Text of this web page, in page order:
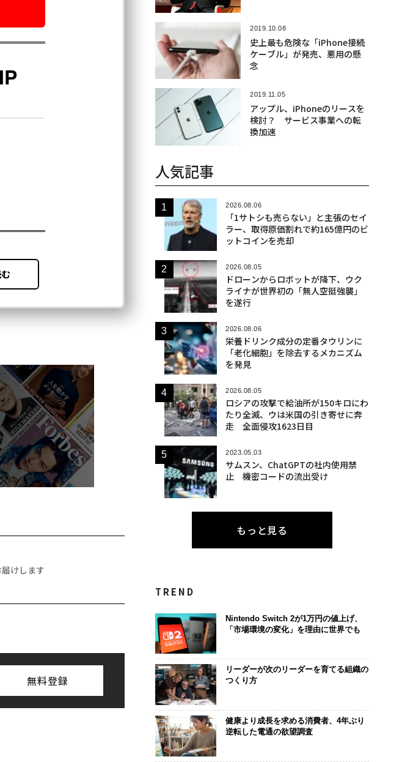
けします
無料登録
2019.10.08
史上最も危険な「iPhone接続
ケーブル」が発売、悪用の懸
念
2019.11.05
アップル、iPhoneのリースを
検討？ サービス事業への転
換加速
人気記事
2026.08.06
「1サトシも売らない」と主張のセイ
ラー、取得原価割れで約165億円のビ
ットコインを売却
2026.08.05
ドローンからロボットが降下、ウク
ライナが世界初の「無人空挺強襲」
を遂行
2026.08.06
栄養ドリンク成分の定番タウリンに
「老化細胞」を除去するメカニズム
を発見
2026.08.05
ロシアの攻撃で給油所が150キロにわ
たり全滅、ウは米国の引き寄せに奔
走 全面侵攻1623日目
2023.05.03
サムスン、ChatGPTの社内使用禁
止 機密コードの流出受け
もっと見る
TREND
Nintendo Switch 2が1万円の値上げ、
「市場環境の変化」を理由に世界でも
リーダーが次のリーダーを育てる組織の
つくり方
健康より成長を求める消費者、4年ぶり
逆転した電通の欲望調査